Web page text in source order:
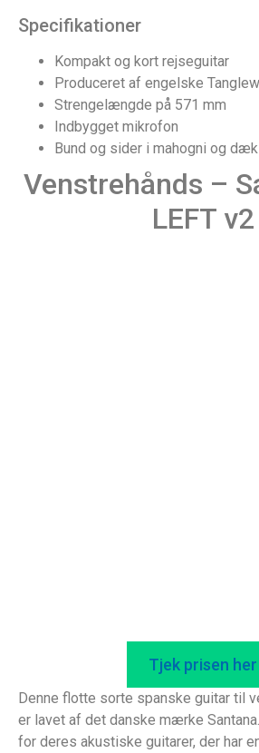
Specifikationer
Kompakt og kort rejseguitar
Produceret af engelske
Strengelængde på 571 mm
Indbygget mikrofon
Bund og sider i mahogni og
Venstrehånds –
LEFT v2
Tjek prisen her
Denne flotte sorte spanske guitar til
er lavet af det danske mærke
for deres akustiske guitarer, der har